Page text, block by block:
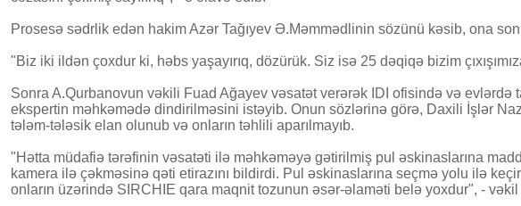
Prosesə sədrlik edən hakim Azər Tağıyev Ə.Məmmədlinin sözünü kəsib, ona son
"Biz iki ildən çoxdur ki, həbs yaşayırıq, dözürük. Siz isə 25 dəqiqə bizim
Sonra A.Qurbanovun vəkili Fuad Ağayev vəsatət verərək IDI ofisində və evlərdə
ekspertin məhkəmədə dindirilməsini istəyib. Onun sözlərinə görə, Daxili İşlər
tələm-tələsik elan olunub və onların təhlili aparılmayıb.
"Hətta müdafiə tərəfinin vəsatəti ilə məhkəməyə gətirilmiş pul əskinaslarına
kamera ilə çəkməsinə qəti etirazını bildirdi. Pul əskinaslarına seçmə yolu ilə
onların üzərində SIRCHIE qara maqnit tozunun əsər-əlaməti belə yoxdur", -